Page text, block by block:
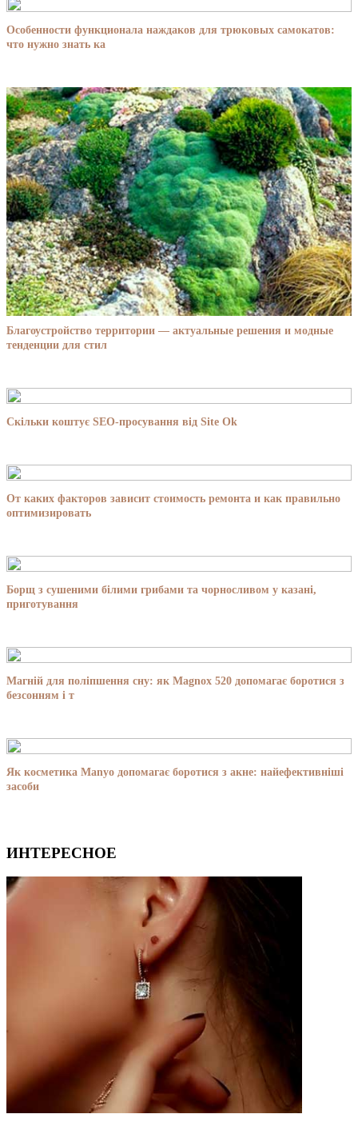
Особенности функционала наждаков для трюковых самокатов:
что нужно знать ка
Благоустройство территории — актуальные решения и модные
тенденции для стил
Скільки коштує SEO-просування від Site Ok
От каких факторов зависит стоимость ремонта и как правильно
оптимизировать
Борщ з сушеними білими грибами та чорносливом у казані,
приготування
Магній для поліпшення сну: як Magnox 520 допомагає боротися з
безсонням і т
Як косметика Manyo допомагає боротися з акне: найефективніші
засоби
ИНТЕРЕСНОЕ